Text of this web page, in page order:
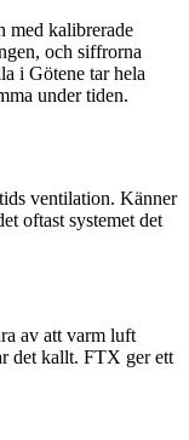
med kalibrerade
och siffrorna
i Götene tar hela
under tiden.
ventilation. Känner
oftast systemet det
av att varm luft
det kallt. FTX ger ett